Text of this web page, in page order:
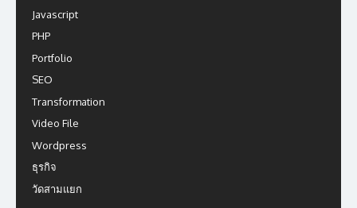
Javascript
PHP
Portfolio
SEO
Transformation
Video File
Wordpress
ธุรกิจ
วัดสามแยก